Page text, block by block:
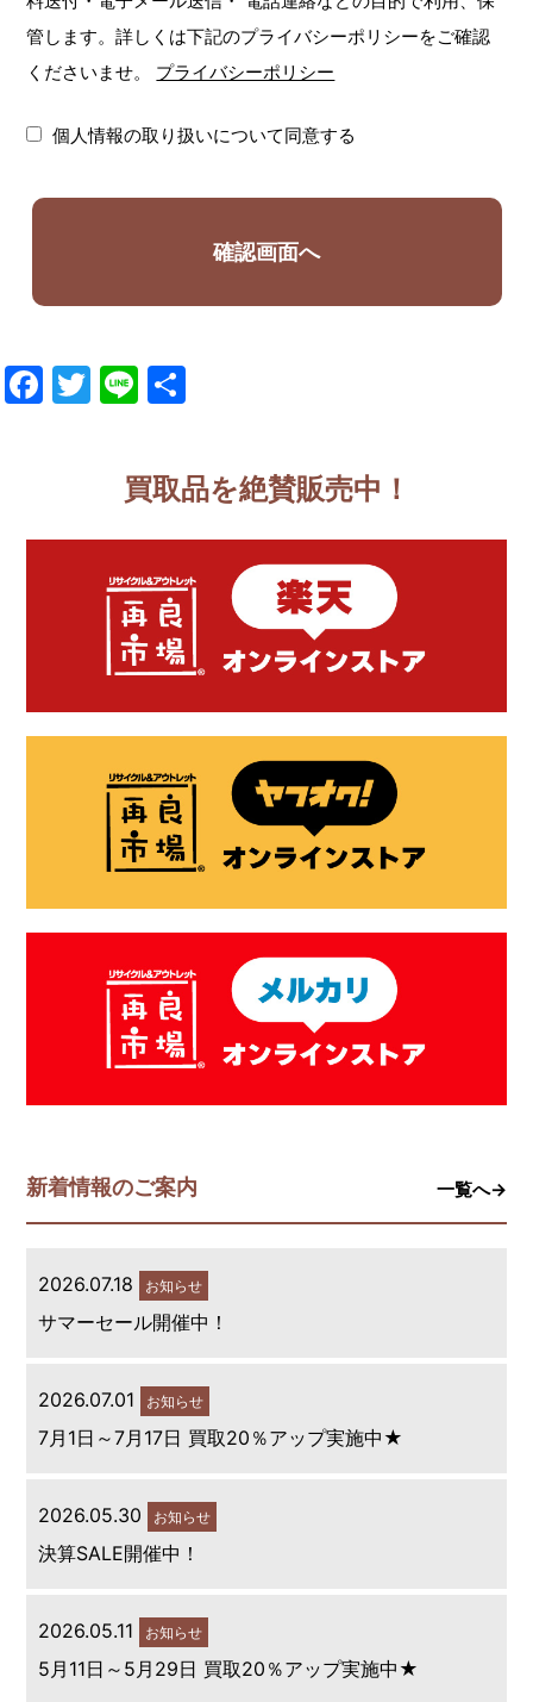
管します。詳しくは下記のプライバシーポリシーをご確認
くださいませ。
プライバシーポリシー
個人情報の取り扱いについて同意する
Facebook
Twitter
Line
買取品を絶賛販売中！
新着情報のご案内 一覧へ→
2026.07.18 お知らせ
サマーセール開催中！
2026.07.01 お知らせ
7月1日～7月17日 買取20％アップ実施中★
2026.05.30 お知らせ
決算SALE開催中！
2026.05.11 お知らせ
5月11日～5月29日 買取20％アップ実施中★